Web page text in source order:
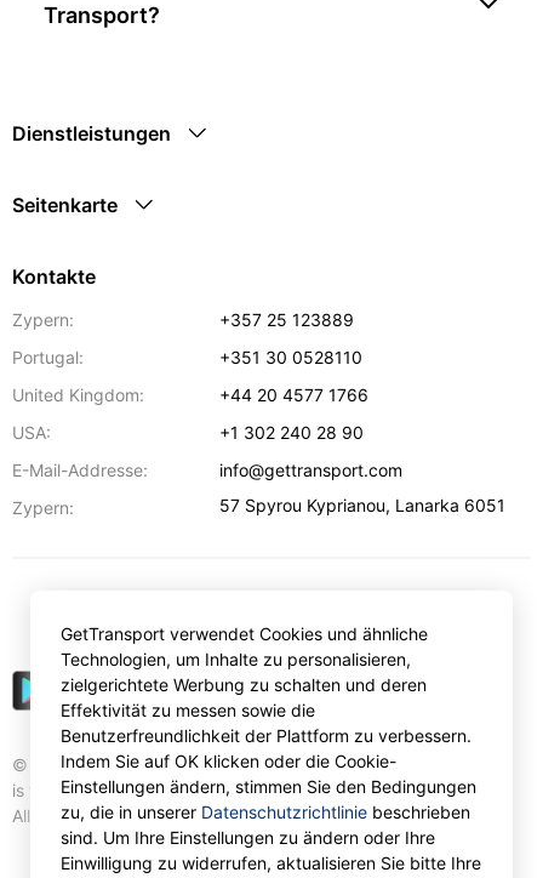
Transport?
Dienstleistungen
Seitenkarte
Kontakte
Zypern:
+357 25 123889
Portugal:
+351 30 0528110
United Kingdom:
+44 20 4577 1766
USA:
+1 302 240 28 90
E-Mail-Addresse:
info@gettransport.com
Zypern:
57 Spyrou Kyprianou, Lanarka 6051
© Gettransport International Limited. GetTransport®
is trademark of Gettransport International Limited.
All rights reserved.
GetTransport verwendet Cookies und ähnliche
Technologien, um Inhalte zu personalisieren,
zielgerichtete Werbung zu schalten und deren
Effektivität zu messen sowie die
Benutzerfreundlichkeit der Plattform zu verbessern.
Indem Sie auf OK klicken oder die Cookie-
Einstellungen ändern, stimmen Sie den Bedingungen
zu, die in unserer Datenschutzrichtlinie beschrieben
sind. Um Ihre Einstellungen zu ändern oder Ihre
Einwilligung zu widerrufen, aktualisieren Sie bitte Ihre